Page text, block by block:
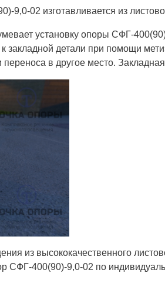
02 изготавливается из
установку опоры СФГ-
закладной детали при помощи
в другое место.
из высококачественного
СФГ-400(90)-9,0-02 по